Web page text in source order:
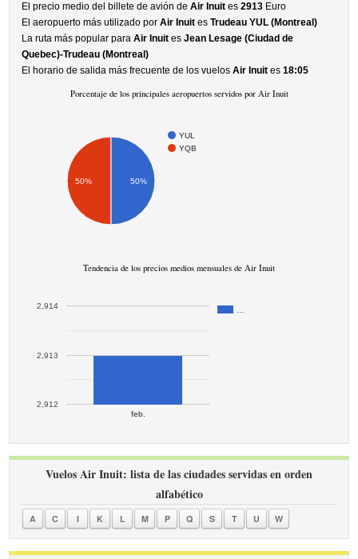
El precio medio del billete de avión deAir Inuit es2913 Euro
El aeropuerto más utilizado porAir Inuit esTrudeau YUL (Montreal)
La ruta más popular paraAir Inuit esJean Lesage (Ciudad de
Quebec)-Trudeau (Montreal)
El horario de salida más frecuente de los vuelosAir Inuit es18:05
Porcentaje de los principales aeropuertos servidos por Air Inuit
YUL
YQB
50% 50%
Tendencia de los precios medios mensuales de Air Inuit
feb.
2,912
2,913
2,914
Vuelos Air Inuit: lista de las ciudades servidas en orden
alfabético
A C I K L M P Q S T U W